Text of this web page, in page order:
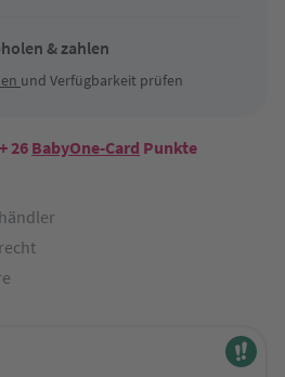
& zahlen
und Verfügbarkeit prüfen
+ 26 BabyOne-Card Punkte